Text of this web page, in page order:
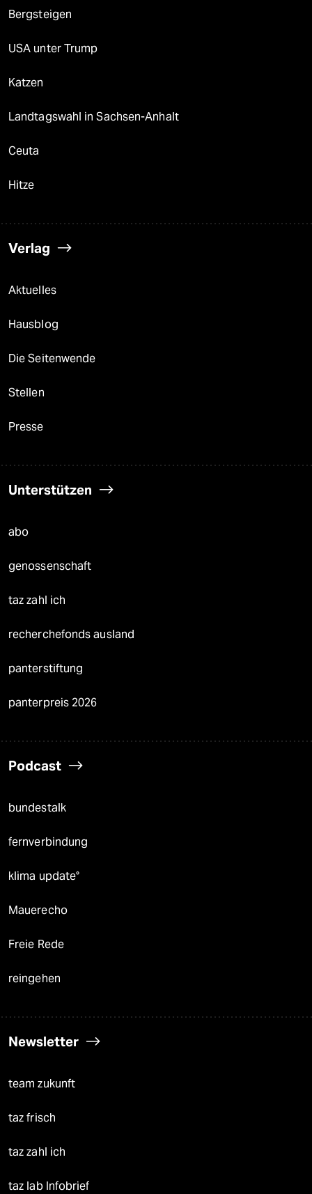
Bergsteigen
USA unter Trump
Katzen
Landtagswahl in Sachsen-Anhalt
Ceuta
Hitze
Verlag
Aktuelles
Hausblog
Die Seitenwende
Stellen
Presse
Unterstützen
abo
genossenschaft
taz zahl ich
recherchefonds ausland
panterstiftung
panterpreis 2026
Podcast
bundestalk
fernverbindung
klima update°
Mauerecho
Freie Rede
reingehen
Newsletter
team zukunft
taz frisch
taz zahl ich
taz lab Infobrief